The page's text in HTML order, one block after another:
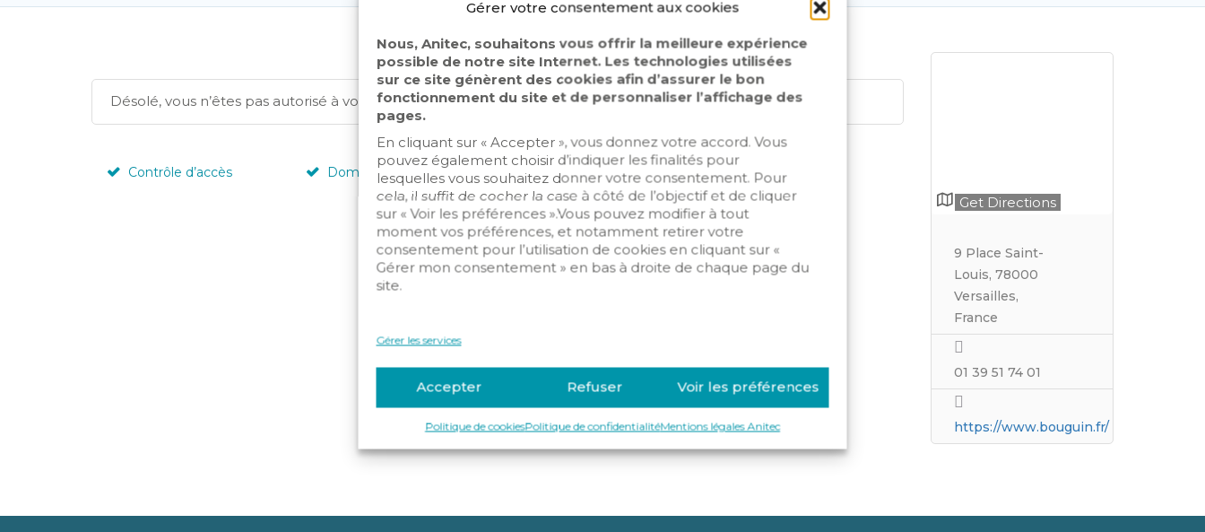
Gérer votre consentement aux cookies
Nous, Anitec, souhaitons vous offrir la meilleure expérience
possible de notre site Internet. Les technologies utilisées
sur ce site génèrent des cookies afin d’assurer le bon
fonctionnement du site et de personnaliser l’affichage des
pages.
En cliquant sur « Accepter », vous donnez votre accord. Vous
pouvez également choisir d’indiquer les finalités pour
lesquelles vous souhaitez donner votre consentement. Pour
cela, il suffit de cocher la case à côté de l’objectif et de cliquer
sur « Voir les préférences ».Vous pouvez modifier à tout
moment vos préférences, et notamment retirer votre
consentement pour l’utilisation de cookies en cliquant sur «
Gérer mon consentement » en bas à droite de chaque page du
site.
Gérer les services
Accepter Refuser Voir les préférences
Politique de cookiesPolitique de confidentialitéMentions légales Anitec
Désolé, vous n’êtes pas autorisé à voir ce contenu. Pour adhérer merci de nouscontacter
Contrôle d’accès Domotique/IOT
Get Directions
9 Place Saint-
Louis, 78000
Versailles,
France
01 39 51 74 01
https://www.bouguin.fr/